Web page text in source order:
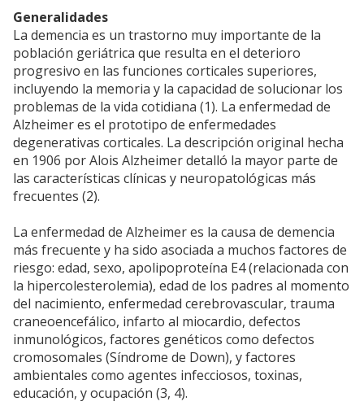
Generalidades
La demencia es un trastorno muy importante de la
población geriátrica que resulta en el deterioro
progresivo en las funciones corticales superiores,
incluyendo la memoria y la capacidad de solucionar los
problemas de la vida cotidiana (1). La enfermedad de
Alzheimer es el prototipo de enfermedades
degenerativas corticales. La descripción original hecha
en 1906 por Alois Alzheimer detalló la mayor parte de
las características clínicas y neuropatológicas más
frecuentes (2).
La enfermedad de Alzheimer es la causa de demencia
más frecuente y ha sido asociada a muchos factores de
riesgo: edad, sexo, apolipoproteína E4 (relacionada con
la hipercolesterolemia), edad de los padres al momento
del nacimiento, enfermedad cerebrovascular, trauma
craneoencefálico, infarto al miocardio, defectos
inmunológicos, factores genéticos como defectos
cromosomales (Síndrome de Down), y factores
ambientales como agentes infecciosos, toxinas,
educación, y ocupación (3, 4).